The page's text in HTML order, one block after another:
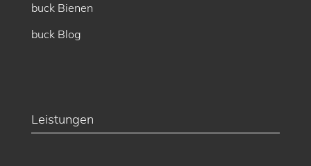
buck Bienen
buck Blog
Leistungen